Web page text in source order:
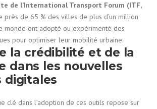
de l’International Transport Forum (ITF,
près de 65 % des villes de plus d’un million
monde ont adopté ou expérimenté des
pour optimiser leur mobilité urbaine.
la crédibilité et de la
dans les nouvelles
digitales
clé dans l’adoption de ces outils repose sur